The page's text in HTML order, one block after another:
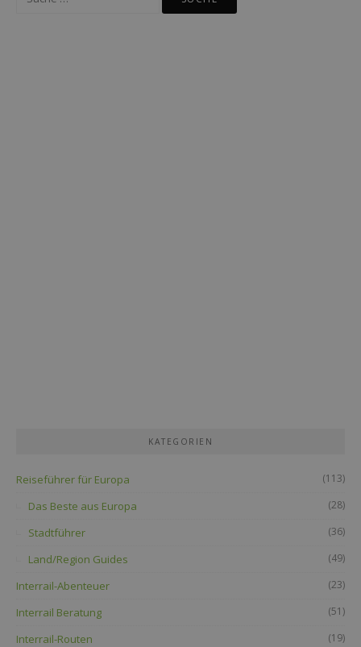
KATEGORIEN
Reiseführer für Europa (113)
Das Beste aus Europa (28)
Stadtführer (36)
Land/Region Guides (49)
Interrail-Abenteuer (23)
Interrail Beratung (51)
Interrail-Routen (19)